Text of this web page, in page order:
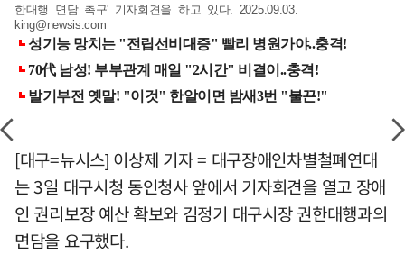
한대행 면담 촉구' 기자회견을 하고 있다. 2025.09.03.
king@newsis.com
[대구=뉴시스] 이상제 기자 = 대구장애인차별철폐연대
는 3일 대구시청 동인청사 앞에서 기자회견을 열고 장애
인 권리보장 예산 확보와 김정기 대구시장 권한대행과의
면담을 요구했다.